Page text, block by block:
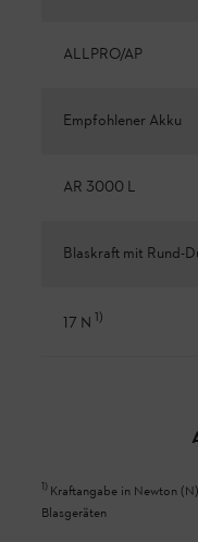
ALLPRO/AP
Empfohlener Akku
AR 3000 L
Blaskraft mit Rund-
17 N 1)
1) Kraftangabe in Newton
Blasgeräten